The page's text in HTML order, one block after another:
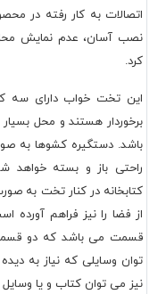
اتصالات به کار رفته در
نصب آسان، عدم نمایش محل
کرد.
این تخت خواب دارای سه
برخوردار هستند و محل
باشد. دستگیره کشوها به
راحتی باز و بسته
کتابخانه در کنار تخت به
از فضا را نیز فراهم
قسمت می باشد که دو
توان وسایلی که نیاز به
نیز می توان کتاب و یا وسایل